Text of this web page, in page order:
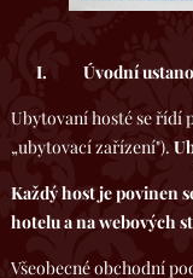
I. Úvodní
Ubytovaní hosté se řídí
„ubytovací zařízení").
Každý host je povinen
hotelu a na webových
Všeobecné obchodní